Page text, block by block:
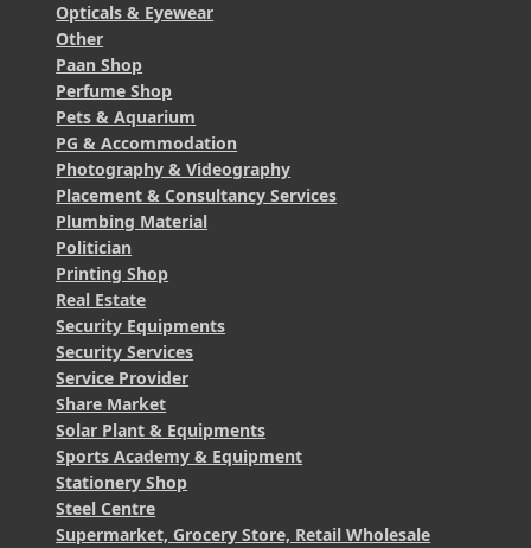
Opticals & Eyewear
Other
Paan Shop
Perfume Shop
Pets & Aquarium
PG & Accommodation
Photography & Videography
Placement & Consultancy Services
Plumbing Material
Politician
Printing Shop
Real Estate
Security Equipments
Security Services
Service Provider
Share Market
Solar Plant & Equipments
Sports Academy & Equipment
Stationery Shop
Steel Centre
Supermarket, Grocery Store, Retail Wholesale